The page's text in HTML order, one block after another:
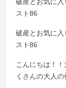
スト86
破産とお気に
スト86
こんにちは！
くさんの大人